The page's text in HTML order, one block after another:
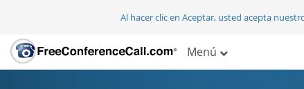
Al hacer clic en Aceptar, usted acepta
Menú